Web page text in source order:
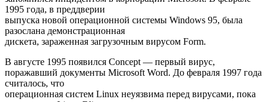
1995 года, в преддверии
выпуска новой операционной системы Windows 95, была
разослана демонстрационная
дискета, зараженная загрузочным вирусом Form.
В августе 1995 появился Concept — первый вирус,
поражавший документы Microsoft Word. До февраля 1997 года
считалось, что
операционная систем Linux неуязвима перед вирусами, пока